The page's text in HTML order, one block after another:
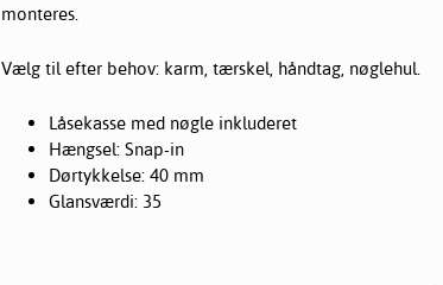
monteres.
Vælg til efter behov: karm, tærskel, håndtag, nøglehul.
Låsekasse med nøgle inkluderet
Hængsel: Snap-in
Dørtykkelse: 40 mm
Glansværdi: 35